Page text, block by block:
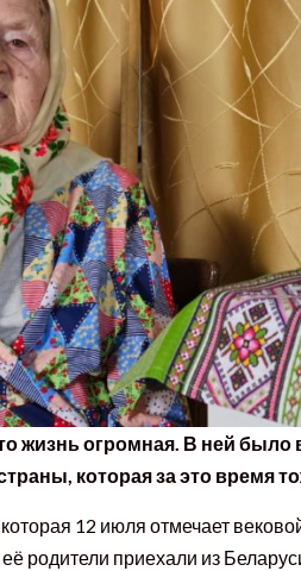
жизнь огромная. В ней
которая за это время
которая 12 июля отмечает
её родители приехали из